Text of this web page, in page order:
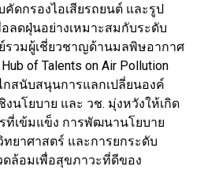
ดกรองไอเสียรถยนต์ และรูป
ลดฝุ่นอย่างเหมาะสมกับระดับ
วมผู้เชี่ยวชาญด้านมลพิษอากาศ
of Talents on Air Pollution
กสนับสนุนการแลกเปลี่ยนองค์
งนโยบาย และ วช. มุ่งหวังให้เกิด
ที่เข้มแข็ง การพัฒนานโยบาย
ยาศาสตร์ และการยกระดับ
ล้อมเพื่อสุขภาวะที่ดีของ